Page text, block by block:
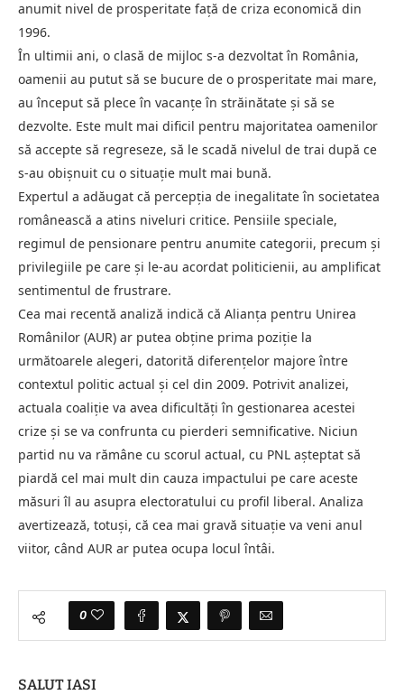
anumit nivel de prosperitate față de criza economică din
1996.
În ultimii ani, o clasă de mijloc s-a dezvoltat în România,
oamenii au putut să se bucure de o prosperitate mai mare,
au început să plece în vacanțe în străinătate și să se
dezvolte. Este mult mai dificil pentru majoritatea oamenilor
să accepte să regreseze, să le scadă nivelul de trai după ce
s-au obișnuit cu o situație mult mai bună.
Expertul a adăugat că percepția de inegalitate în societatea
românească a atins niveluri critice. Pensiile speciale,
regimul de pensionare pentru anumite categorii, precum și
privilegiile pe care și le-au acordat politicienii, au amplificat
sentimentul de frustrare.
Cea mai recentă analiză indică că Alianța pentru Unirea
Românilor (AUR) ar putea obține prima poziție la
următoarele alegeri, datorită diferențelor majore între
contextul politic actual și cel din 2009. Potrivit analizei,
actuala coaliție va avea dificultăți în gestionarea acestei
crize și se va confrunta cu pierderi semnificative. Niciun
partid nu va rămâne cu scorul actual, cu PNL așteptat să
piardă cel mai mult din cauza impactului pe care aceste
măsuri îl au asupra electoratului cu profil liberal. Analiza
avertizează, totuși, că cea mai gravă situație va veni anul
viitor, când AUR ar putea ocupa locul întâi.
0
SALUT IASI